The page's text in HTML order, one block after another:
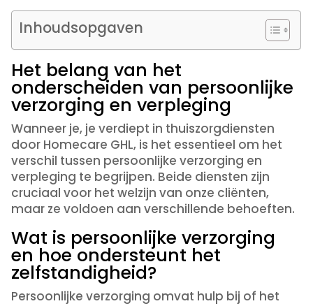
Inhoudsopgaven
Het belang van het
onderscheiden van persoonlijke
verzorging en verpleging
Wanneer je, je verdiept in thuiszorgdiensten
door Homecare GHL, is het essentieel om het
verschil tussen persoonlijke verzorging en
verpleging te begrijpen. Beide diensten zijn
cruciaal voor het welzijn van onze cliënten,
maar ze voldoen aan verschillende behoeften.
Wat is persoonlijke verzorging
en hoe ondersteunt het
zelfstandigheid?
Persoonlijke verzorging omvat hulp bij of het